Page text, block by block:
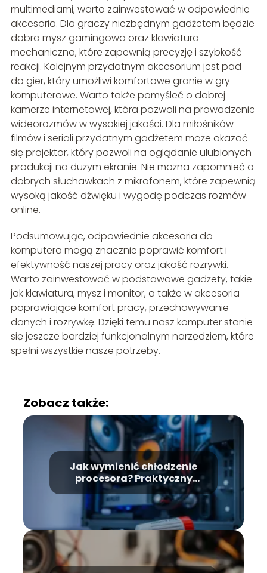
multimediami, warto zainwestować w odpowiednie
akcesoria. Dla graczy niezbędnym gadżetem będzie
dobra mysz gamingowa oraz klawiatura
mechaniczna, które zapewnią precyzję i szybkość
reakcji. Kolejnym przydatnym akcesorium jest pad
do gier, który umożliwi komfortowe granie w gry
komputerowe. Warto także pomyśleć o dobrej
kamerze internetowej, która pozwoli na prowadzenie
wideorozmów w wysokiej jakości. Dla miłośników
filmów i seriali przydatnym gadżetem może okazać
się projektor, który pozwoli na oglądanie ulubionych
produkcji na dużym ekranie. Nie można zapomnieć o
dobrych słuchawkach z mikrofonem, które zapewnią
wysoką jakość dźwięku i wygodę podczas rozmów
online.
Podsumowując, odpowiednie akcesoria do
komputera mogą znacznie poprawić komfort i
efektywność naszej pracy oraz jakość rozrywki.
Warto zainwestować w podstawowe gadżety, takie
jak klawiatura, mysz i monitor, a także w akcesoria
poprawiające komfort pracy, przechowywanie
danych i rozrywkę. Dzięki temu nasz komputer stanie
się jeszcze bardziej funkcjonalnym narzędziem, które
spełni wszystkie nasze potrzeby.
Zobacz także:
Jak wymienić chłodzenie
procesora? Praktyczny
przewodnik krok po kroku